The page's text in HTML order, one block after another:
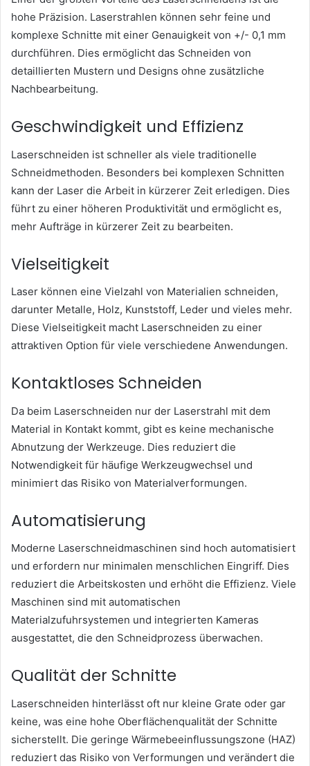
hohe Präzision. Laserstrahlen können sehr feine und
komplexe Schnitte mit einer Genauigkeit von +/- 0,1 mm
durchführen. Dies ermöglicht das Schneiden von
detaillierten Mustern und Designs ohne zusätzliche
Nachbearbeitung.
Geschwindigkeit und Effizienz
Laserschneiden ist schneller als viele traditionelle
Schneidmethoden. Besonders bei komplexen Schnitten
kann der Laser die Arbeit in kürzerer Zeit erledigen. Dies
führt zu einer höheren Produktivität und ermöglicht es,
mehr Aufträge in kürzerer Zeit zu bearbeiten.
Vielseitigkeit
Laser können eine Vielzahl von Materialien schneiden,
darunter Metalle, Holz, Kunststoff, Leder und vieles mehr.
Diese Vielseitigkeit macht Laserschneiden zu einer
attraktiven Option für viele verschiedene Anwendungen.
Kontaktloses Schneiden
Da beim Laserschneiden nur der Laserstrahl mit dem
Material in Kontakt kommt, gibt es keine mechanische
Abnutzung der Werkzeuge. Dies reduziert die
Notwendigkeit für häufige Werkzeugwechsel und
minimiert das Risiko von Materialverformungen.
Automatisierung
Moderne Laserschneidmaschinen sind hoch automatisiert
und erfordern nur minimalen menschlichen Eingriff. Dies
reduziert die Arbeitskosten und erhöht die Effizienz. Viele
Maschinen sind mit automatischen
Materialzufuhrsystemen und integrierten Kameras
ausgestattet, die den Schneidprozess überwachen.
Qualität der Schnitte
Laserschneiden hinterlässt oft nur kleine Grate oder gar
keine, was eine hohe Oberflächenqualität der Schnitte
sicherstellt. Die geringe Wärmebeeinflussungszone (HAZ)
reduziert das Risiko von Verformungen und verändert die